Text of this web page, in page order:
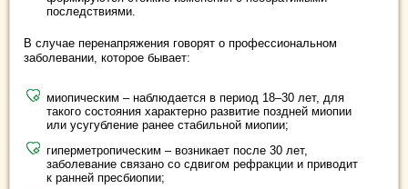
последствиями.
В случае перенапряжения говорят о профессиональном
заболевании, которое бывает:
миопическим – наблюдается в период 18–30 лет, для
такого состояния характерно развитие поздней миопии
или усугубление ранее стабильной миопии;
гиперметропическим – возникает после 30 лет,
заболевание связано со сдвигом рефракции и приводит
к ранней пресбиопии;